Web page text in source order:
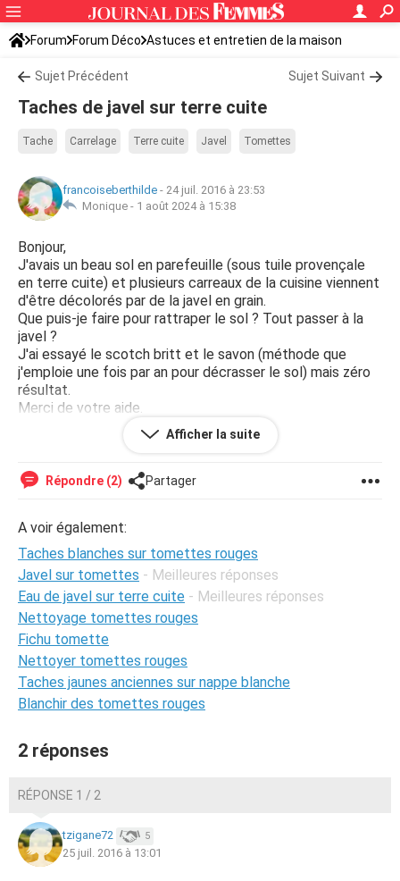
Forum Forum Déco Astuces et entretien de la maison
Sujet Précédent Sujet Suivant
Taches de javel sur terre cuite
Tache Carrelage Terre cuite Javel Tomettes
francoiseberthilde - 24 juil. 2016 à 23:53
Monique - 1 août 2024 à 15:38
Bonjour,
J'avais un beau sol en parefeuille (sous tuile provençale
en terre cuite) et plusieurs carreaux de la cuisine viennent
d'être décolorés par de la javel en grain.
Que puis-je faire pour rattraper le sol ? Tout passer à la
javel ?
J'ai essayé le scotch britt et le savon (méthode que
j'emploie une fois par an pour décrasser le sol) mais zéro
résultat.
Merci de votre aide.
Afficher la suite
Répondre (2) Partager
A voir également:
Taches blanches sur tomettes rouges
Javel sur tomettes - Meilleures réponses
Eau de javel sur terre cuite - Meilleures réponses
Nettoyage tomettes rouges
Fichu tomette
Nettoyer tomettes rouges
Taches jaunes anciennes sur nappe blanche
Blanchir des tomettes rouges
2 réponses
RÉPONSE 1 / 2
tzigane72 5
25 juil. 2016 à 13:01